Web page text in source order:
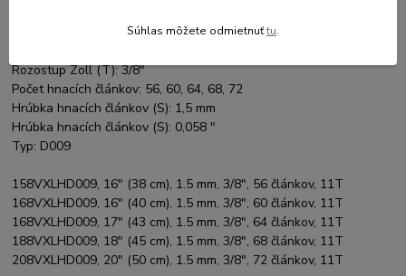
Rozostup Zoll (T): 3/8"
Počet hnacích článkov: 56, 60, 64, 68, 72
Hrúbka hnacích článkov (S): 1,5 mm
Hrúbka hnacích článkov (S): 0,058 "
Typ: D009
158VXLHD009, 16" (38 cm), 1.5 mm, 3/8", 56 článkov, 11T
168VXLHD009, 16" (40 cm), 1.5 mm, 3/8", 60 článkov, 11T
168VXLHD009, 17" (43 cm), 1.5 mm, 3/8", 64 článkov, 11T
188VXLHD009, 18" (45 cm), 1.5 mm, 3/8", 68 článkov, 11T
208VXLHD009, 20" (50 cm), 1.5 mm, 3/8", 72 článkov, 11T
Súhlas môžete odmietnuťtu.